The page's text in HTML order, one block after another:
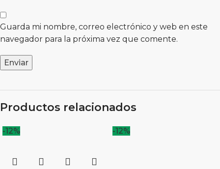
Guarda mi nombre, correo electrónico y web en este
navegador para la próxima vez que comente.
Productos relacionados
-12% -12%